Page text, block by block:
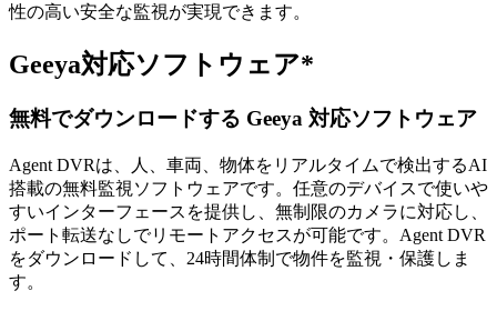
性の高い安全な監視が実現できます。
Geeya対応ソフトウェア*
無料でダウンロードする Geeya 対応ソフトウェア
Agent DVRは、人、車両、物体をリアルタイムで検出するAI
搭載の無料監視ソフトウェアです。任意のデバイスで使いや
すいインターフェースを提供し、無制限のカメラに対応し、
ポート転送なしでリモートアクセスが可能です。Agent DVR
をダウンロードして、24時間体制で物件を監視・保護しま
す。